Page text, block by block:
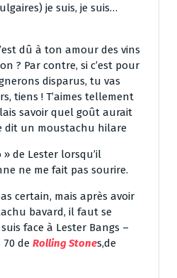
je suis, je suis…
dû à ton amour des vins
? Par contre, si c’est pour
disparus, tu vas
tiens ! T’aimes tellement
savoir quel goût aurait
dit un moustachu hilare
de Lester lorsqu’il
ne me fait pas sourire.
certain, mais après avoir
bavard, il faut se
face à Lester Bangs –
70 de Rolling Stones,de